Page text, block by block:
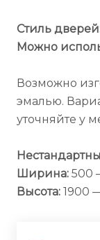
Стиль
Можно
Возможно
эмалью.
уточняйте у
Ширина: 500
Высота: 1900